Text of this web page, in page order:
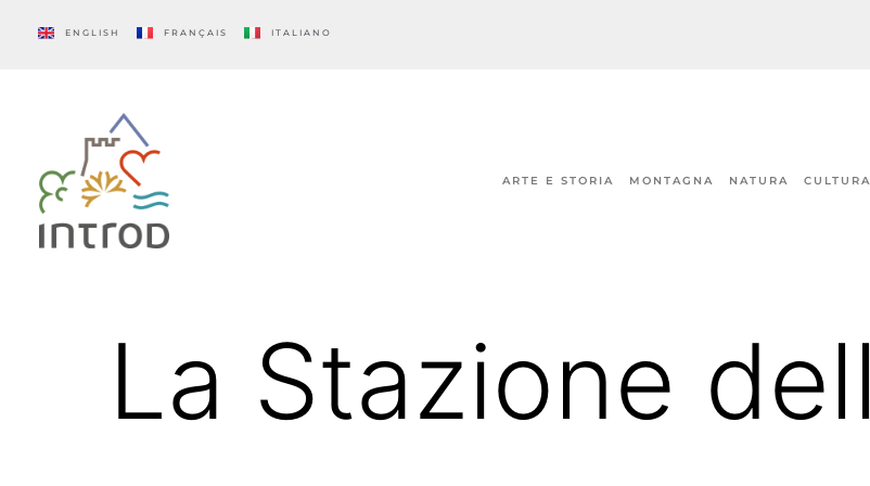
ENGLISH FRANÇAIS ITALIANO
ARTE E STORIA MONTAGNA NATURA CULTURA
La Stazione